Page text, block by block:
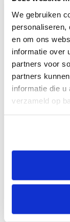
We gebruiken
personaliseren,
en om ons
informatie over
partners voor
partners
informatie die u
verzameld op
Zebra ZD220D
ZOLANG DE
€199,00
€240,79